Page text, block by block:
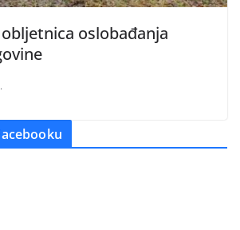
obljetnica oslobađanja